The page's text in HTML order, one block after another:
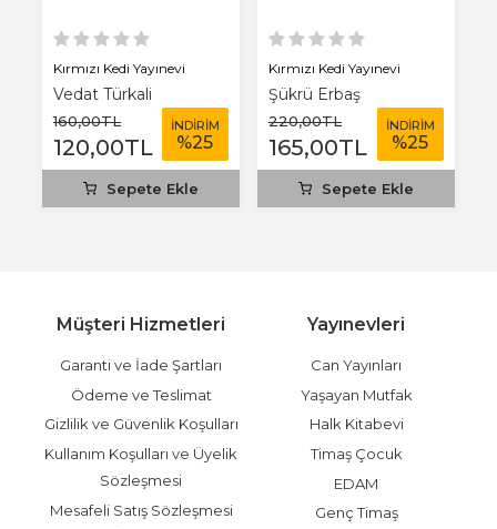
Kırmızı Kedi Yayınevi
Vedat Türkali
160,00TL
120,00TL
İNDİRİM
%25
Sepete Ekle
Kırmızı Kedi Yayınevi
Şükrü Erbaş
220,00TL
165,00TL
İNDİRİM
%25
Sepete Ekle
Müşteri Hizmetleri
Garanti ve İade Şartları
Ödeme ve Teslimat
Gizlilik ve Güvenlik Koşulları
Kullanım Koşulları ve Üyelik
Sözleşmesi
Mesafeli Satış Sözleşmesi
Yayınevleri
Can Yayınları
Yaşayan Mutfak
Halk Kitabevi
Timaş Çocuk
EDAM
Genç Timaş